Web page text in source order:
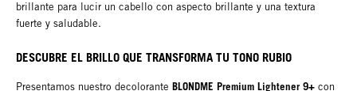
brillante para lucir un cabello con aspecto brillante y una textura
fuerte y saludable.
DESCUBRE EL BRILLO QUE TRANSFORMA TU TONO RUBIO
Presentamos nuestro decolorante BLONDME Premium Lightener 9+ con